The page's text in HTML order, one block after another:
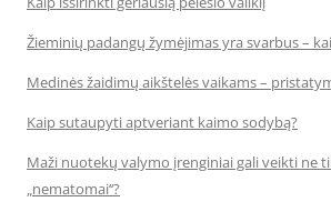
Žieminių padangų žymėjimas yra svarbus –
Medinės žaidimų aikštelės vaikams –
Kaip sutaupyti aptveriant kaimo sodybą?
Maži nuotekų valymo įrenginiai gali veikti ne
„nematomai‘‘?